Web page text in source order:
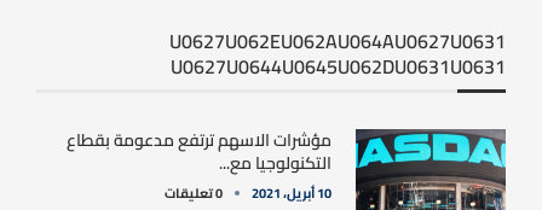
U0627U062EU062AU064AU0627U0631
U0627U0644U0645U062DU0631U0631
مؤشرات الاسهم ترتفع مدعومة بقطاع
التكنولوجيا مع...
10 أبريل، 2021 0 تعليقات